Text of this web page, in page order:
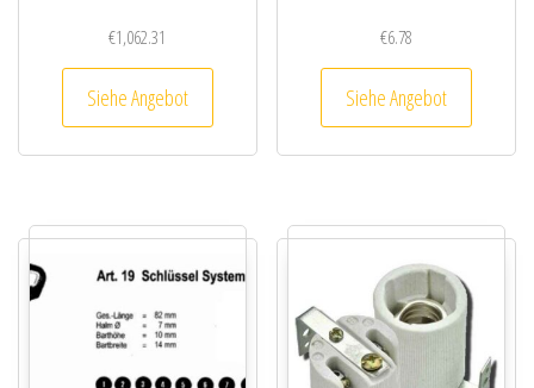
€1,062.31
Siehe Angebot
€6.78
Siehe Angebot